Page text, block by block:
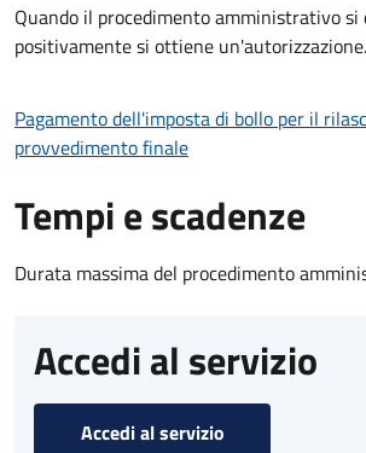
Quando il procedimento amministrativo si
positivamente si ottiene un'autorizzazione.
Pagamento dell'imposta di bollo per il
provvedimento finale
Tempi e scadenze
Durata massima del procedimento
Accedi al servizio
Accedi al servizio